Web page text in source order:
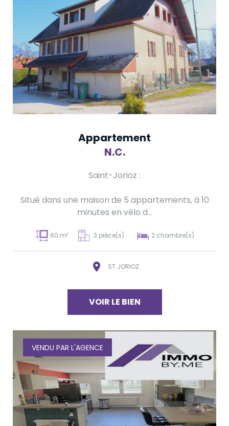
Appartement
N.C.
Saint-Jorioz :
Situé dans une maison de 5 appartements, à 10
minutes en vélo d...
60 m² 3 pièce(s) 2 chambre(s)
ST JORIOZ
VOIR LE BIEN
VENDU PAR L'AGENCE